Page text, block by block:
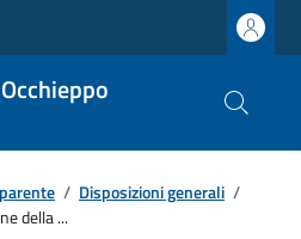
/ Disposizioni generali /
della ...